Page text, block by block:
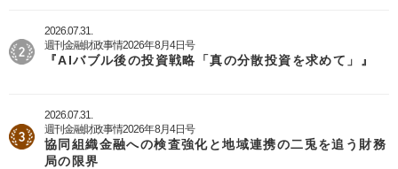
2026.07.31.
週刊金融財政事情2026年8月4日号
『AIバブル後の投資戦略「真の分散投資を求めて」』
2026.07.31.
週刊金融財政事情2026年8月4日号
協同組織金融への検査強化と地域連携の二兎を追う財務
局の限界